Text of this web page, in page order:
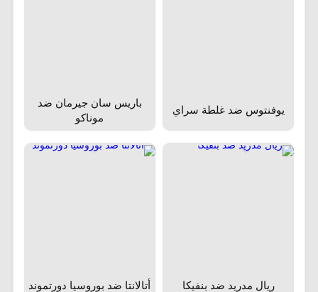
يوفنتوس ضد غلطة سراي
باريس سان جيرمان ضد
موناكو
ريال مدريد ضد بنفيكا أتالانتا ضد بوروسيا دورتموند